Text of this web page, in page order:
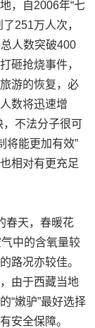
，自2006年“七
251万人次，
人数突破400
砸抢烧事件，
游的恢复，必
数将迅速增
，不法分子很可
将能更加有效”
相对有更充足
天，春暖花
中的含氧量较
路况亦较佳。
由于西藏当地
“嫩驴”最好选择
安全保障。